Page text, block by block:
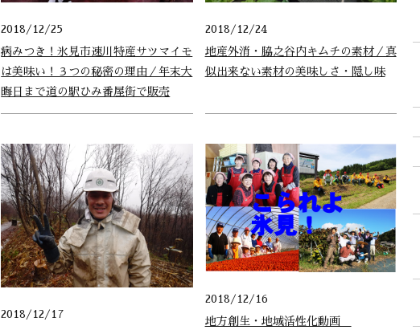
2018/12/25
病みつき！氷見市速川特産サツマイモ
は美味い！３つの秘密の理由／年末大
晦日まで道の駅ひみ番屋街で販売
2018/12/24
地産外消・脇之谷内キムチの素材／真
似出来ない素材の美味しさ・隠し味
2018/12/17
2018/12/16
地方創生・地域活性化動画